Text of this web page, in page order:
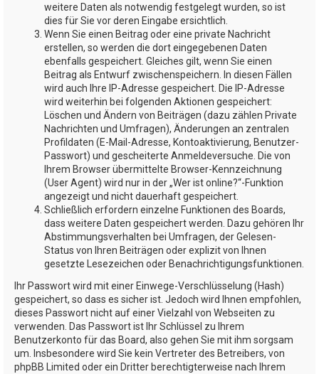
weitere Daten als notwendig festgelegt wurden, so ist
dies für Sie vor deren Eingabe ersichtlich.
Wenn Sie einen Beitrag oder eine private Nachricht
erstellen, so werden die dort eingegebenen Daten
ebenfalls gespeichert. Gleiches gilt, wenn Sie einen
Beitrag als Entwurf zwischenspeichern. In diesen Fällen
wird auch Ihre IP-Adresse gespeichert. Die IP-Adresse
wird weiterhin bei folgenden Aktionen gespeichert:
Löschen und Ändern von Beiträgen (dazu zählen Private
Nachrichten und Umfragen), Änderungen an zentralen
Profildaten (E-Mail-Adresse, Kontoaktivierung, Benutzer-
Passwort) und gescheiterte Anmeldeversuche. Die von
Ihrem Browser übermittelte Browser-Kennzeichnung
(User Agent) wird nur in der „Wer ist online?“-Funktion
angezeigt und nicht dauerhaft gespeichert.
Schließlich erfordern einzelne Funktionen des Boards,
dass weitere Daten gespeichert werden. Dazu gehören Ihr
Abstimmungsverhalten bei Umfragen, der Gelesen-
Status von Ihren Beiträgen oder explizit von Ihnen
gesetzte Lesezeichen oder Benachrichtigungsfunktionen.
Ihr Passwort wird mit einer Einwege-Verschlüsselung (Hash)
gespeichert, so dass es sicher ist. Jedoch wird Ihnen empfohlen,
dieses Passwort nicht auf einer Vielzahl von Webseiten zu
verwenden. Das Passwort ist Ihr Schlüssel zu Ihrem
Benutzerkonto für das Board, also gehen Sie mit ihm sorgsam
um. Insbesondere wird Sie kein Vertreter des Betreibers, von
phpBB Limited oder ein Dritter berechtigterweise nach Ihrem